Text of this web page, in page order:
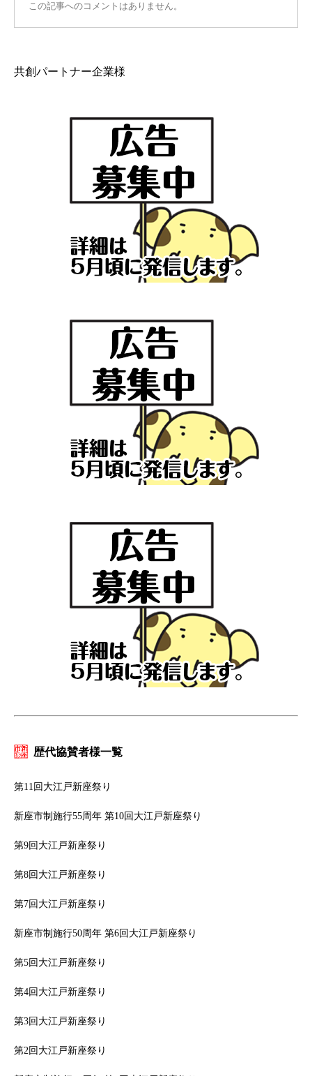
この記事へのコメントはありません。
共創パートナー企業様
歴代協賛者様一覧
第11回大江戸新座祭り
新座市制施行55周年 第10回大江戸新座祭り
第9回大江戸新座祭り
第8回大江戸新座祭り
第7回大江戸新座祭り
新座市制施行50周年 第6回大江戸新座祭り
第5回大江戸新座祭り
第4回大江戸新座祭り
第3回大江戸新座祭り
第2回大江戸新座祭り